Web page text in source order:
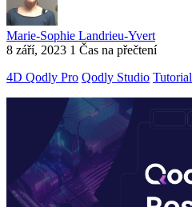
Marie-Sophie Landrieu-Yvert
8 září, 2023 1 Čas na přečtení
4D Qodly Pro Qodly Studio Tutorial